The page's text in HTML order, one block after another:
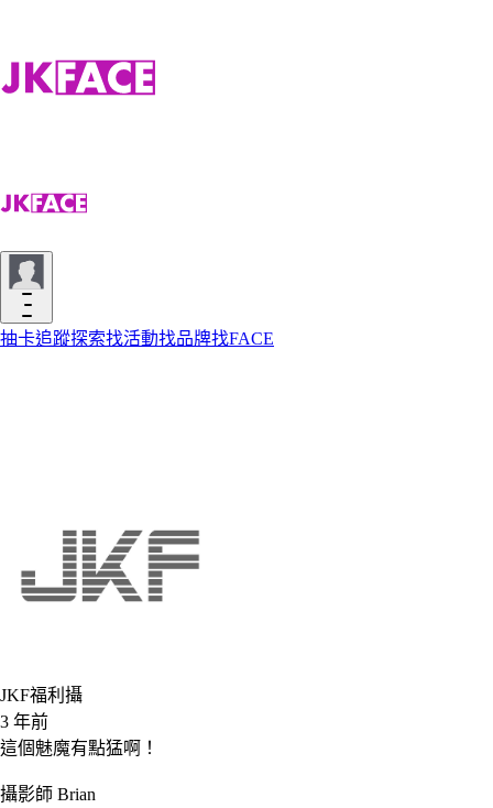
抽卡追蹤探索找活動找品牌找FACE
JKF福利攝
3 年前
這個魅魔有點猛啊！
攝影師 Brian